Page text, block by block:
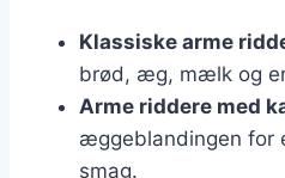
Klassiske arme
brød, æg, mælk og
Arme riddere med
æggeblandingen for
smag.